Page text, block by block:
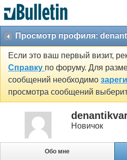
Просмотр профиля:
Если это ваш первый визит,
Справку по форуму. Для
сообщений необходимо
просмотра сообщений
Новичок
Обо мне